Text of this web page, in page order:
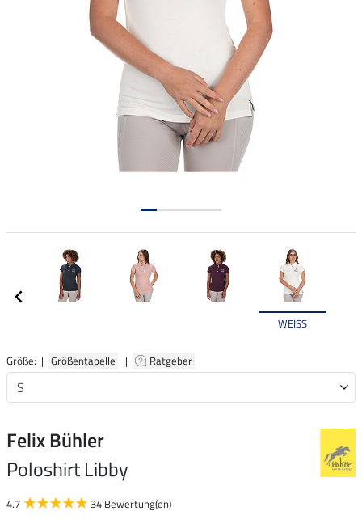
WEISS
Größe: | Größentabelle | Ratgeber
Felix Bühler
Poloshirt Libby
4.7 34 Bewertung(en)